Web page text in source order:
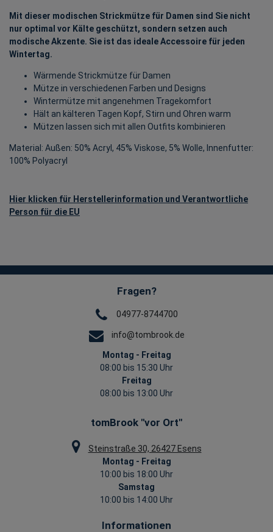
Mit dieser modischen Strickmütze für Damen sind Sie nicht
nur optimal vor Kälte geschützt, sondern setzen auch
modische Akzente. Sie ist das ideale Accessoire für jeden
Wintertag.
Wärmende Strickmütze für Damen
Mütze in verschiedenen Farben und Designs
Wintermütze mit angenehmen Tragekomfort
Hält an kälteren Tagen Kopf, Stirn und Ohren warm
Mützen lassen sich mit allen Outfits kombinieren
Material: Außen: 50% Acryl, 45% Viskose, 5% Wolle, Innenfutter:
100% Polyacryl
Hier klicken für Herstellerinformation und Verantwortliche
Person für die EU
Fragen?
04977-8744700
info@tombrook.de
Montag - Freitag
08:00 bis 15:30 Uhr
Freitag
08:00 bis 13:00 Uhr
tomBrook "vor Ort"
Steinstraße 30, 26427 Esens
Montag - Freitag
10:00 bis 18:00 Uhr
Samstag
10:00 bis 14:00 Uhr
Informationen